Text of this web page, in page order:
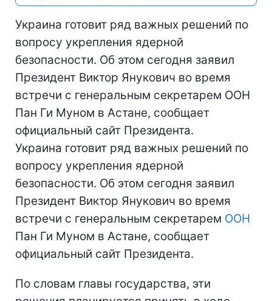
Украина готовит ряд важных решений по
вопросу укрепления ядерной
безопасности. Об этом сегодня заявил
Президент Виктор Янукович во время
встречи с генеральным секретарем ООН
Пан Ги Муном в Астане, сообщает
официальный сайт Президента.
Украина готовит ряд важных решений по
вопросу укрепления ядерной
безопасности. Об этом сегодня заявил
Президент Виктор Янукович во время
встречи с генеральным секретарем ООН
Пан Ги Муном в Астане, сообщает
официальный сайт Президента.
По словам главы государства, эти